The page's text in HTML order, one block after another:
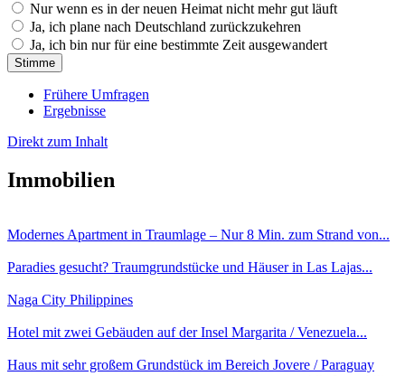
Nur wenn es in der neuen Heimat nicht mehr gut läuft
Ja, ich plane nach Deutschland zurückzukehren
Ja, ich bin nur für eine bestimmte Zeit ausgewandert
Frühere Umfragen
Ergebnisse
Direkt zum Inhalt
Immobilien
Modernes Apartment in Traumlage – Nur 8 Min. zum Strand von...
Paradies gesucht? Traumgrundstücke und Häuser in Las Lajas...
Naga City Philippines
Hotel mit zwei Gebäuden auf der Insel Margarita / Venezuela...
Haus mit sehr großem Grundstück im Bereich Jovere / Paraguay